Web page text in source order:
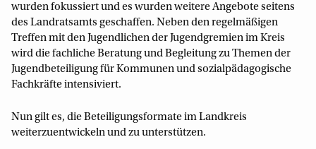
wurden fokussiert und es wurden weitere Angebote seitens
des Landratsamts geschaffen. Neben den regelmäßigen
Treffen mit den Jugendlichen der Jugendgremien im Kreis
wird die fachliche Beratung und Begleitung zu Themen der
Jugendbeteiligung für Kommunen und sozialpädagogische
Fachkräfte intensiviert.
Nun gilt es, die Beteiligungsformate im Landkreis
weiterzuentwickeln und zu unterstützen.